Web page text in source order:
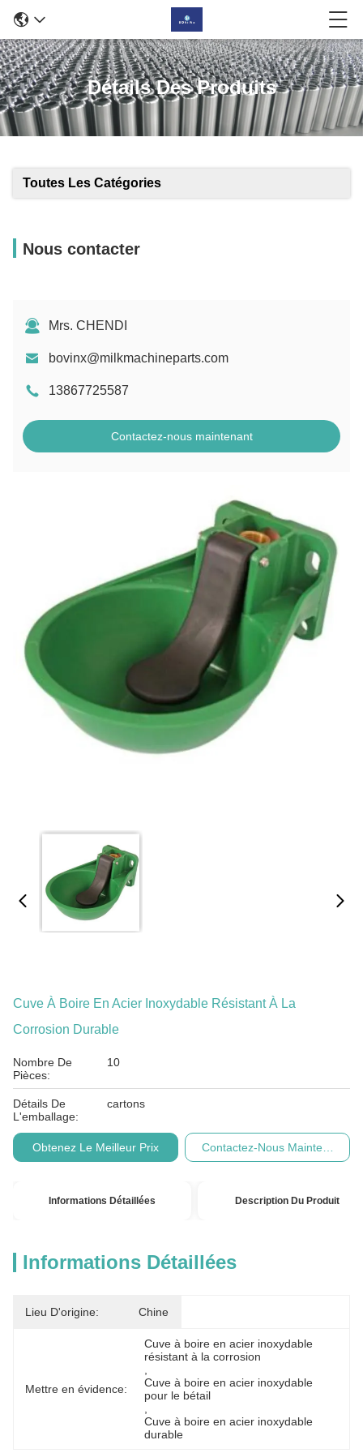
Détails Des Produits
Toutes Les Catégories
Nous contacter
Mrs. CHENDI
bovinx@milkmachineparts.com
13867725587
Contactez-nous maintenant
Cuve À Boire En Acier Inoxydable Résistant À La
Corrosion Durable
Nombre De
Pièces:
10
Détails De
L'emballage:
cartons
Obtenez Le Meilleur Prix Contactez-Nous Maintenant
Informations Détaillées Description Du Produit
Informations Détaillées
Lieu D'origine: Chine
Mettre en évidence:
Cuve à boire en acier inoxydable
résistant à la corrosion
Cuve à boire en acier inoxydable
pour le bétail
Cuve à boire en acier inoxydable
durable